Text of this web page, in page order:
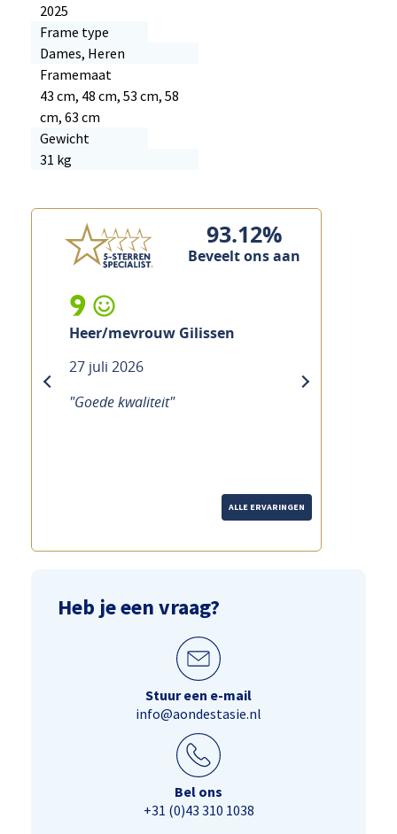
2025
Frame type
Dames, Heren
Framemaat
43 cm, 48 cm, 53 cm, 58
cm, 63 cm
Gewicht
31 kg
93.12%
Beveelt ons aan
9
Heer/mevrouw Gilissen
27 juli 2026
"Goede kwaliteit"
next
ALLE ERVARINGEN
Heb je een vraag?
Stuur een e-mail
info@aondestasie.nl
Bel ons
+31 (0)43 310 1038